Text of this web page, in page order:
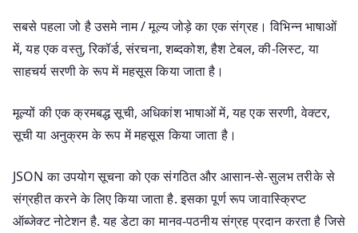
सबसे पहला जो है उसमे नाम / मूल्य जोड़े का एक संग्रह। विभिन्न भाषाओं
में, यह एक वस्तु, रिकॉर्ड, संरचना, शब्दकोश, हैश टेबल, की-लिस्ट, या
साहचर्य सरणी के रूप में महसूस किया जाता है।
मूल्यों की एक क्रमबद्ध सूची, अधिकांश भाषाओं में, यह एक सरणी, वेक्टर,
सूची या अनुक्रम के रूप में महसूस किया जाता है।
JSON का उपयोग सूचना को एक संगठित और आसान-से-सुलभ तरीके से
संग्रहीत करने के लिए किया जाता है. इसका पूर्ण रूप जावास्क्रिप्ट
ऑब्जेक्ट नोटेशन है. यह डेटा का मानव-पठनीय संग्रह प्रदान करता है जिसे